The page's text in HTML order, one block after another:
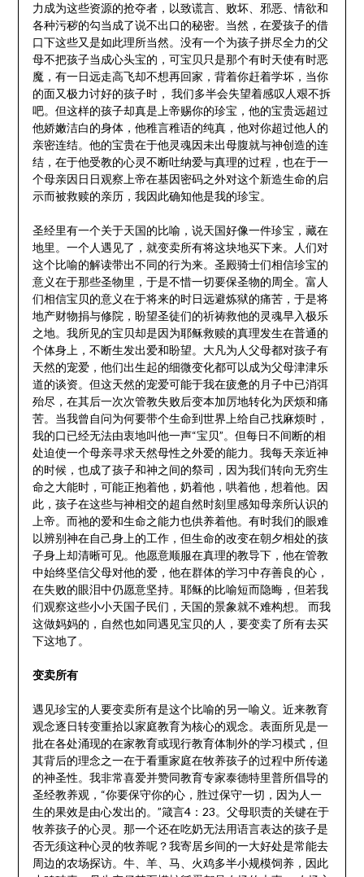
力成为这些资源的抢夺者，以致谎言、败坏、邪恶、情欲和
各种污秽的勾当成了说不出口的秘密。当然，在爱孩子的借
口下这些又是如此理所当然。没有一个为孩子拼尽全力的父
母不把孩子当成心头宝的，可宝贝只是那个有时天使有时恶
魔，有一日远走高飞却不想再回家，背着你赶着学坏，当你
的面又极力讨好的孩子时， 我们多半会失望着感叹人艰不拆
吧。但这样的孩子却真是上帝赐你的珍宝，他的宝贵远超过
他娇嫩洁白的身体，他稚言稚语的纯真，他对你超过他人的
亲密连结。他的宝贵在于他灵魂因未出母腹就与神创造的连
结，在于他受教的心灵不断吐纳爱与真理的过程，也在于一
个母亲因日日观察上帝在基因密码之外对这个新造生命的启
示而被救赎的亲历，我因此确知他是我的珍宝。
圣经里有一个关于天国的比喻，说天国好像一件珍宝，藏在
地里。一个人遇见了，就变卖所有将这块地买下来。人们对
这个比喻的解读带出不同的行为来。圣殿骑士们相信珍宝的
意义在于那些圣物里，于是不惜一切要保圣物的周全。富人
们相信宝贝的意义在于将来的时日远避炼狱的痛苦，于是将
地产财物捐与修院，盼望圣徒们的祈祷救他的灵魂早入极乐
之地。我所见的宝贝却是因为耶稣救赎的真理发生在普通的
个体身上，不断生发出爱和盼望。大凡为人父母都对孩子有
天然的宠爱，他们出生起的细微变化都可以成为父母津津乐
道的谈资。但这天然的宠爱可能于我在疲惫的月子中已消弭
殆尽，在其后一次次管教失败后变本加厉地转化为厌烦和痛
苦。当我曾自问为何要带个生命到世界上给自己找麻烦时，
我的口已经无法由衷地叫他一声“宝贝”。但每日不间断的相
处迫使一个母亲寻求天然母性之外爱的能力。我每天亲近神
的时候，也成了孩子和神之间的祭司，因为我们转向无穷生
命之大能时，可能正抱着他，奶着他，哄着他，想着他。因
此，孩子在这些与神相交的超自然时刻里感知母亲所认识的
上帝。而祂的爱和生命之能力也供养着他。有时我们的眼难
以辨别神在自己身上的工作，但生命的改变在朝夕相处的孩
子身上却清晰可见。他愿意顺服在真理的教导下，他在管教
中始终坚信父母对他的爱，他在群体的学习中存善良的心，
在失败的眼泪中仍愿意坚持。耶稣的比喻短而隐晦，但若我
们观察这些小小天国子民们，天国的景象就不难构想。 而我
这做妈妈的，自然也如同遇见宝贝的人，要变卖了所有去买
下这地了。
变卖所有
遇见珍宝的人要变卖所有是这个比喻的另一喻义。近来教育
观念逐日转变重拾以家庭教育为核心的观念。表面所见是一
批在各处涌现的在家教育或现行教育体制外的学习模式，但
其背后的理念之一在于看重家庭在牧养孩子的过程中所传递
的神圣性。我非常喜爱并赞同教育专家泰德特里普所倡导的
圣经教养观，“你要保守你的心，胜过保守一切，因为人一
生的果效是由心发出的。”箴言4：23。父母职责的关键在于
牧养孩子的心灵。那一个还在吃奶无法用语言表达的孩子是
否无须这种心灵的牧养呢？我寄居乡间的一大好处是常能去
周边的农场探访。牛、羊、马、火鸡多半小规模饲养，因此